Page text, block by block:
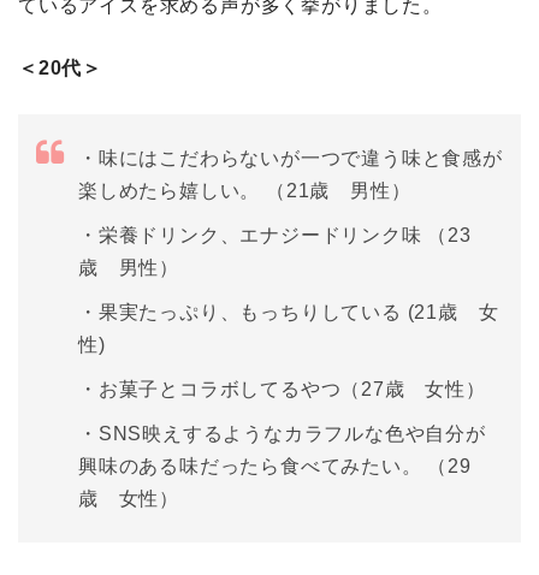
ているアイスを求める声が多く挙がりました。
＜20代＞
・味にはこだわらないが一つで違う味と食感が
楽しめたら嬉しい。 （21歳 男性）
・栄養ドリンク、エナジードリンク味 （23
歳 男性）
・果実たっぷり、もっちりしている (21歳 女
性)
・お菓子とコラボしてるやつ（27歳 女性）
・SNS映えするようなカラフルな色や自分が
興味のある味だったら食べてみたい。 （29
歳 女性）